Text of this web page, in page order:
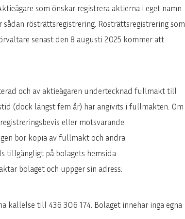
som önskar registrera aktierna i eget namn
rösträttsregistrering. Rösträttsregistrering som
senast den 8 augusti 2025 kommer att
och av aktieägaren undertecknad fullmakt till
(dock längst fem år) har angivits i fullmakten. Om
eller motsvarande
bör kopia av fullmakt och andra
tillgängligt på bolagets hemsida
bolaget och uppger sin adress.
till 436 306 174. Bolaget innehar inga egna